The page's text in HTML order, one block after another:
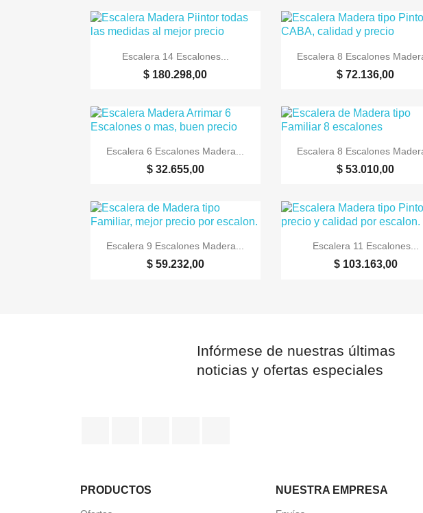
 Vista rápida
Escalera 14 Escalones...
$ 180.298,00
 Vista rápida
Escalera 8 Escalones
$ 72.136,00
 Vista rápida
Escalera 6 Escalones Madera...
$ 32.655,00
 Vista rápida
Escalera 8 Escalones
$ 53.010,00
 Vista rápida
Escalera 9 Escalones Madera...
$ 59.232,00
 Vista rápida
Escalera 11 Escalones...
$ 103.163,00
Infórmese de nuestras últimas
noticias y ofertas especiales
PRODUCTOS NUESTRA EMPRESA